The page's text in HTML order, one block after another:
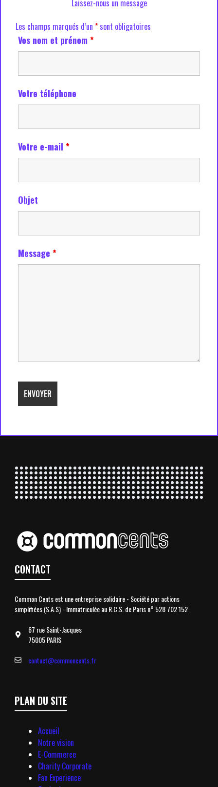
Laissez-nous un message
Les champs marqués d’un * sont obligatoires
Vos nom et prénom *
Votre téléphone
Votre e-mail *
Objet
Message *
CONTACT
Common Cents est une entreprise solidaire - Société par actions
simplifiées (S.A.S) - Immatriculée au R.C.S. de Paris n° 528 702 152
67 rue Saint-Jacques
75005 PARIS
contact@commoncents.fr
PLAN DU SITE
Accueil
Notre vision
E-Commerce
Charity Corporate
Fan Experience